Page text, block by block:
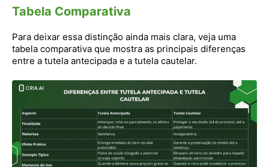
Tabela Comparativa
Para deixar essa distinção ainda mais clara, veja uma
tabela comparativa que mostra as principais diferenças
entre a tutela antecipada e a tutela cautelar.